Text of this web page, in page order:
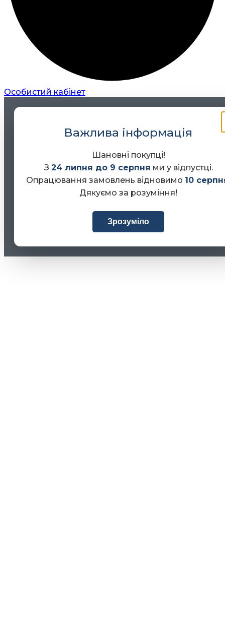
Особистий кабінет
Важлива інформація
Шановні покупці!
З 24 липня до 9 серпня ми у відпустці.
Опрацювання замовлень відновимо 10
Дякуємо за розуміння!
Зрозуміло